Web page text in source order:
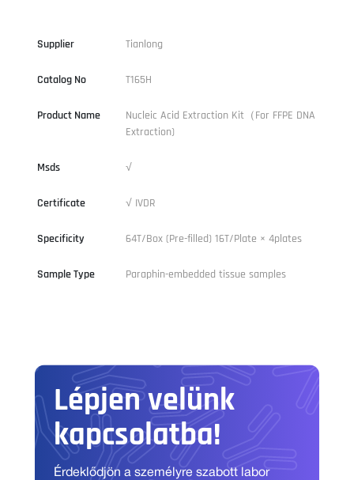
Supplier Tianlong
Catalog No T165H
Product Name
Nucleic Acid Extraction Kit（For FFPE DNA
Extraction)
Msds √
Certificate √ IVDR
Specificity 64T/Box (Pre-filled) 16T/Plate × 4plates
Sample Type Paraphin-embedded tissue samples
Lépjen velünk
kapcsolatba!
Érdeklődjön a személyre szabott labor